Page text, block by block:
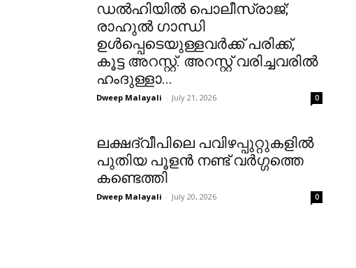
ഡൽഹിയിൽ പൊലീസ്‍രാജ്;
രാഹുൽ ഗാന്ധി
ഉൾപ്പെടെയുള്ളവർക്ക് പരിക്ക്,
കൂട്ട അറസ്റ്റ്. അറസ്റ്റ് വരിച്ചവരിൽ
ഹംദുള്ളാ...
Dweep Malayali - July 21, 2026 0
ലക്ഷദ്വീപിലെ പവിഴപ്പുറ്റുകളിൽ
പുതിയ പൂളൻ നണ്ട് വർഗ്ഗത്തെ
കണ്ടെത്തി
Dweep Malayali - July 20, 2026 0